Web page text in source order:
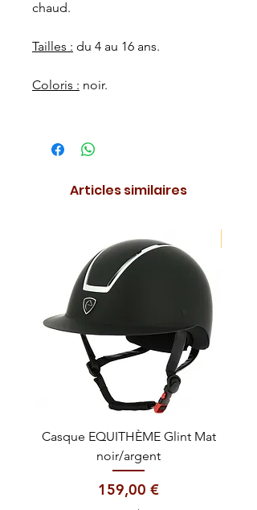
chaud.
Tailles : du 4 au 16 ans.
Coloris : noir.
Articles similaires
Casque EQUITHÈME Glint Mat
noir/argent
Prix
159,00 €